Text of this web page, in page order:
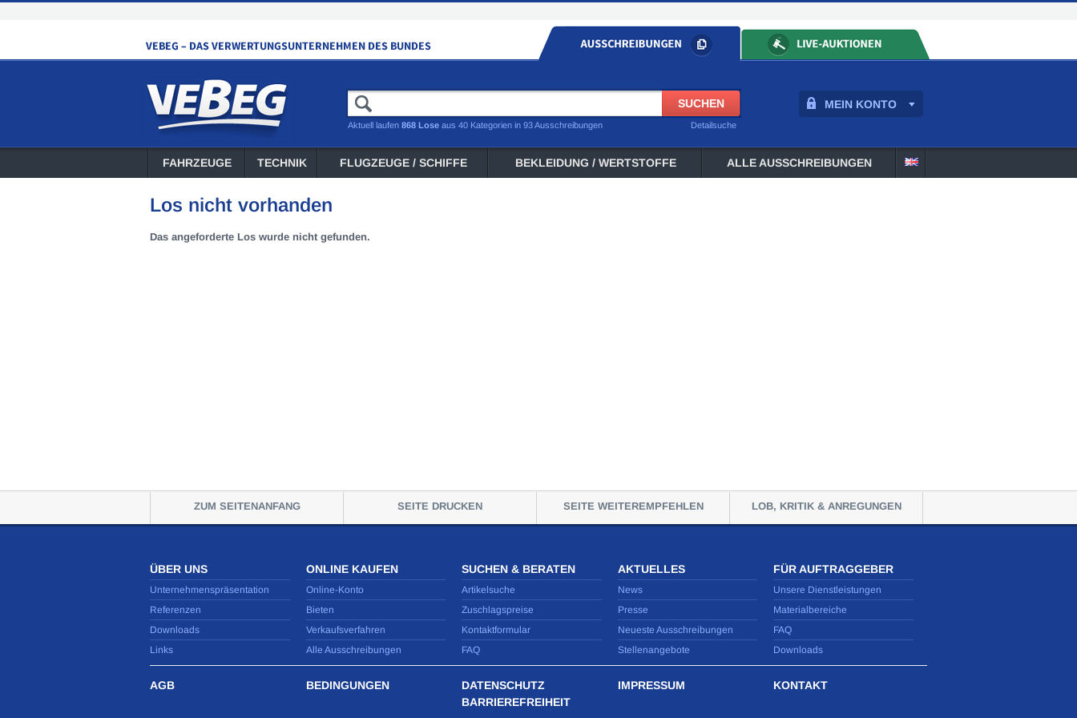
MEIN KONTO
Detailsuche
Aktuell laufen 868 Lose aus 40 Kategorien in 93 Ausschreibungen
FAHRZEUGE TECHNIK FLUGZEUGE / SCHIFFE BEKLEIDUNG / WERTSTOFFE ALLE AUSSCHREIBUNGEN
Los nicht vorhanden
Das angeforderte Los wurde nicht gefunden.
ZUM SEITENANFANG SEITE DRUCKEN SEITE WEITEREMPFEHLEN LOB, KRITIK & ANREGUNGEN
ÜBER UNS
Unternehmenspräsentation
Referenzen
Downloads
Links
ONLINE KAUFEN
Online-Konto
Bieten
Verkaufsverfahren
Alle Ausschreibungen
SUCHEN & BERATEN
Artikelsuche
Zuschlagspreise
Kontaktformular
FAQ
AKTUELLES
News
Presse
Neueste Ausschreibungen
Stellenangebote
FÜR AUFTRAGGEBER
Unsere Dienstleistungen
Materialbereiche
FAQ
Downloads
AGB BEDINGUNGEN
DATENSCHUTZ
BARRIEREFREIHEIT
IMPRESSUM KONTAKT